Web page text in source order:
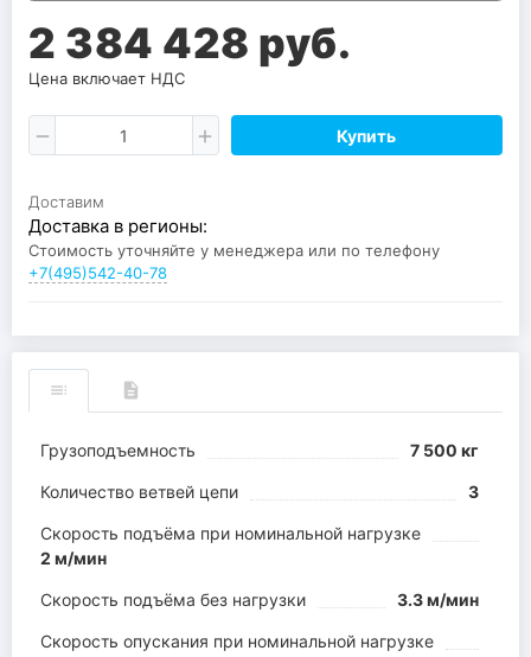
2 384 428 руб.
Цена включает НДС
Купить
Доставим
Доставка в регионы:
Стоимость уточняйте у менеджера или по телефону
+7(495)542-40-78
Грузоподъемность 7 500 кг
Количество ветвей цепи 3
Cкорость подъёма при номинальной нагрузке
2 м/мин
Скорость подъёма без нагрузки 3.3 м/мин
Скорость опускания при номинальной нагрузке